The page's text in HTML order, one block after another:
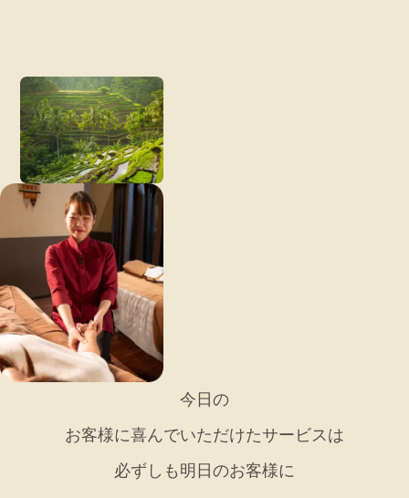
今日の
お客様に喜んでいただけたサービスは
必ずしも明日のお客様に